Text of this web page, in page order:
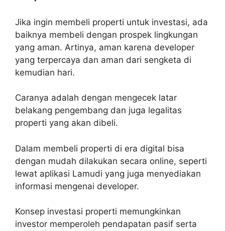
Jika ingin membeli properti untuk investasi, ada
baiknya membeli dengan prospek lingkungan
yang aman. Artinya, aman karena developer
yang terpercaya dan aman dari sengketa di
kemudian hari.
Caranya adalah dengan mengecek latar
belakang pengembang dan juga legalitas
properti yang akan dibeli.
Dalam membeli properti di era digital bisa
dengan mudah dilakukan secara online, seperti
lewat aplikasi Lamudi yang juga menyediakan
informasi mengenai developer.
Konsep investasi properti memungkinkan
investor memperoleh pendapatan pasif serta